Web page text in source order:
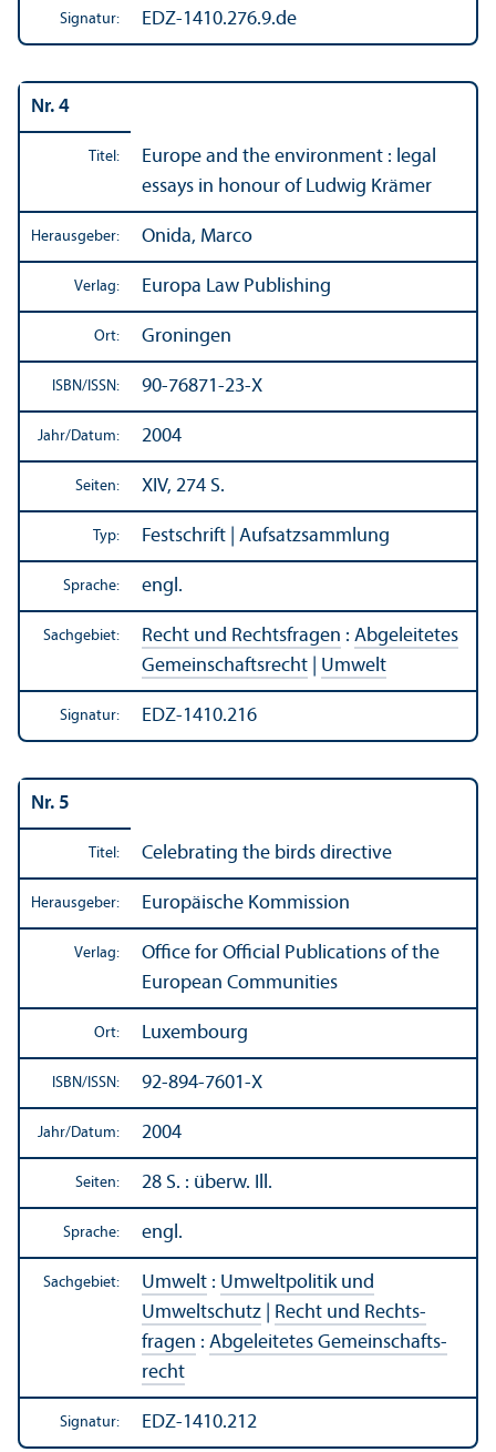
Signatur: EDZ-1410.276.9.de
Nr. 4
Titel:
Europe and the environment : legal
essays in honour of Ludwig Krämer
Herausgeber: Onida, Marco
Verlag: Europa Law Publishing
Ort: Groningen
ISBN/ ISSN: 90-76871-23-X
Jahr/Datum: 2004
Seiten: XIV, 274 S.
Typ: Festschrift | Aufsatzsammlung
Sprache: engl.
Sachgebiet: Recht und Rechts­fragen : Abgeleitetes
Gemeinschafts­recht
Umwelt
Signatur: EDZ-1410.216
Nr. 5
Titel: Celebrating the birds directive
Herausgeber: Europäische Kommission
Verlag:
Office for Official Publications of the
European Communities
Ort: Luxembourg
ISBN/ ISSN: 92-894-7601-X
Jahr/Datum: 2004
Seiten: 28 S. : überw. Ill.
Sprache: engl.
Sachgebiet: Umwelt : Umweltpolitik und
Umweltschutz
Recht und Rechts­
fragen : Abgeleitetes Gemeinschafts­
recht
Signatur: EDZ-1410.212